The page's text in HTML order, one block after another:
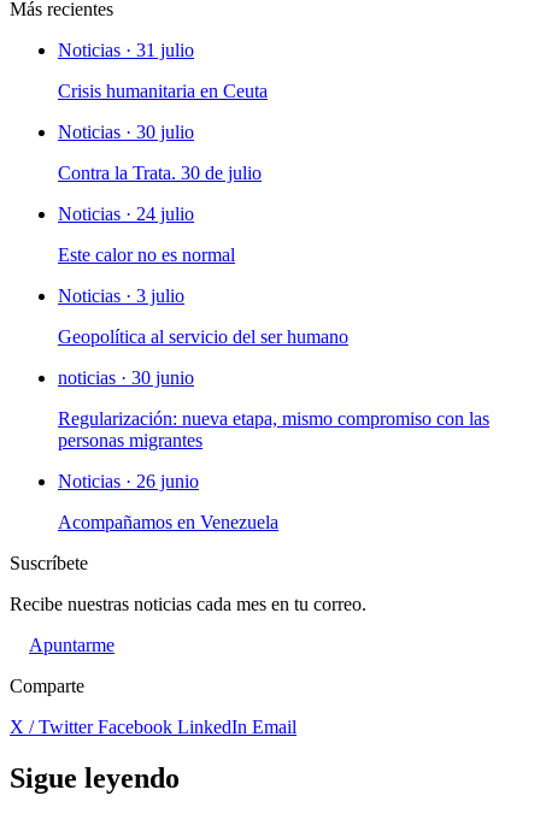
Más recientes
Noticias · 31 julio
Crisis humanitaria en Ceuta
Noticias · 30 julio
Contra la Trata. 30 de julio
Noticias · 24 julio
Este calor no es normal
Noticias · 3 julio
Geopolítica al servicio del ser humano
noticias · 30 junio
Regularización: nueva etapa, mismo compromiso con las
personas migrantes
Noticias · 26 junio
Acompañamos en Venezuela
Suscríbete
Recibe nuestras noticias cada mes en tu correo.
Apuntarme
Comparte
X / TwitterFacebook LinkedIn Email
Sigue leyendo